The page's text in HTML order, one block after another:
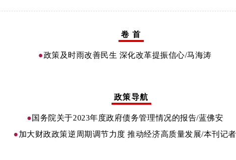
卷 首
●政策及时雨改善民生 深化改革提振信心/马海涛
政策导航
●国务院关于2023年度政府债务管理情况的报告/蓝佛安
●加大财政政策逆周期调节力度 推动经济高质量发展/本刊记者